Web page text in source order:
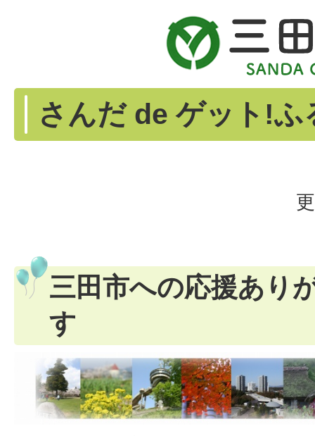
さんだ de ゲット!ふ
三田市への応援あり
す